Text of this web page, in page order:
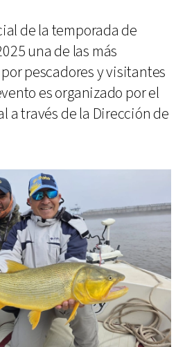
de la temporada de
una de las más
pescadores y visitantes
es organizado por el
a través de la Dirección de